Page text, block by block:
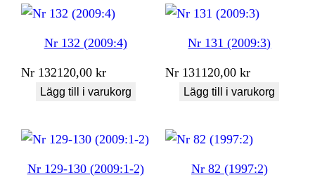
Nr 132 (2009:4)
Nr 132120,00kr
Lägg till i varukorg
Nr 131 (2009:3)
Nr 131 120,00kr
Lägg till i varukorg
Nr 129-130 (2009:1-2) Nr 82 (1997:2)